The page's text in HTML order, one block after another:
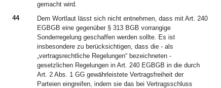
gemacht wird.
44
Dem Wortlaut lässt sich nicht entnehmen, dass mit Art. 240
EGBGB eine gegenüber § 313 BGB vorrangige
Sonderregelung geschaffen werden sollte. Es ist
insbesondere zu berücksichtigen, dass die - als
„vertragsrechtliche Regelungen“ bezeichneten -
gesetzlichen Regelungen in Art. 240 EGBGB in die durch
Art. 2 Abs. 1 GG gewährleistete Vertragsfreiheit der
Parteien eingreifen, indem sie das bei Vertragsschluss